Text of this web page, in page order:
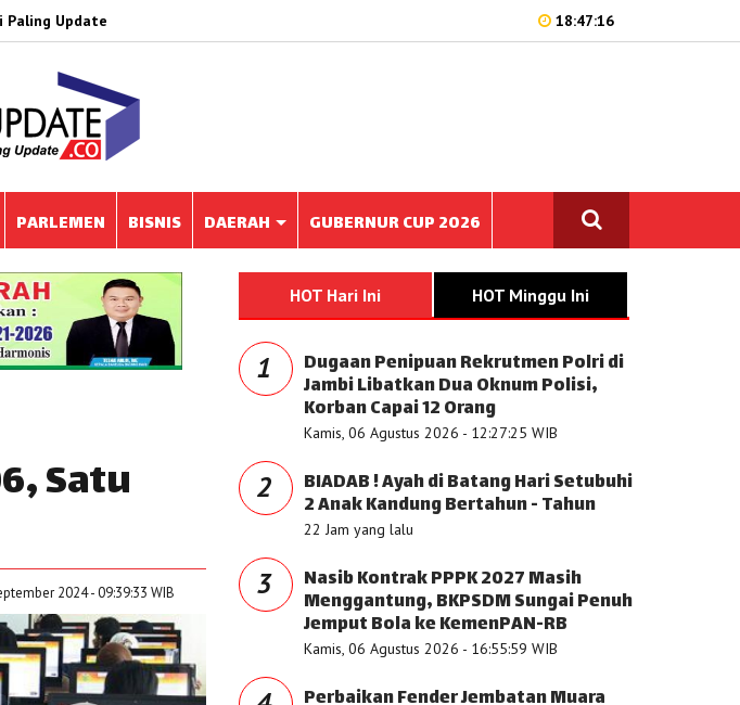
Paling Update 18:47:16
PARLEMEN BISNIS DAERAH GUBERNUR CUP 2026
Satu
2024 - 09:39:33 WIB
HOT Hari Ini HOT Minggu Ini
1 Dugaan Penipuan Rekrutmen Polri di
Jambi Libatkan Dua Oknum Polisi,
Korban Capai 12 Orang
Kamis, 06 Agustus 2026 - 12:27:25 WIB
2 BIADAB ! Ayah di Batang Hari Setubuhi
2 Anak Kandung Bertahun - Tahun
22 Jam yang lalu
3 Nasib Kontrak PPPK 2027 Masih
Menggantung, BKPSDM Sungai Penuh
Jemput Bola ke KemenPAN-RB
Kamis, 06 Agustus 2026 - 16:55:59 WIB